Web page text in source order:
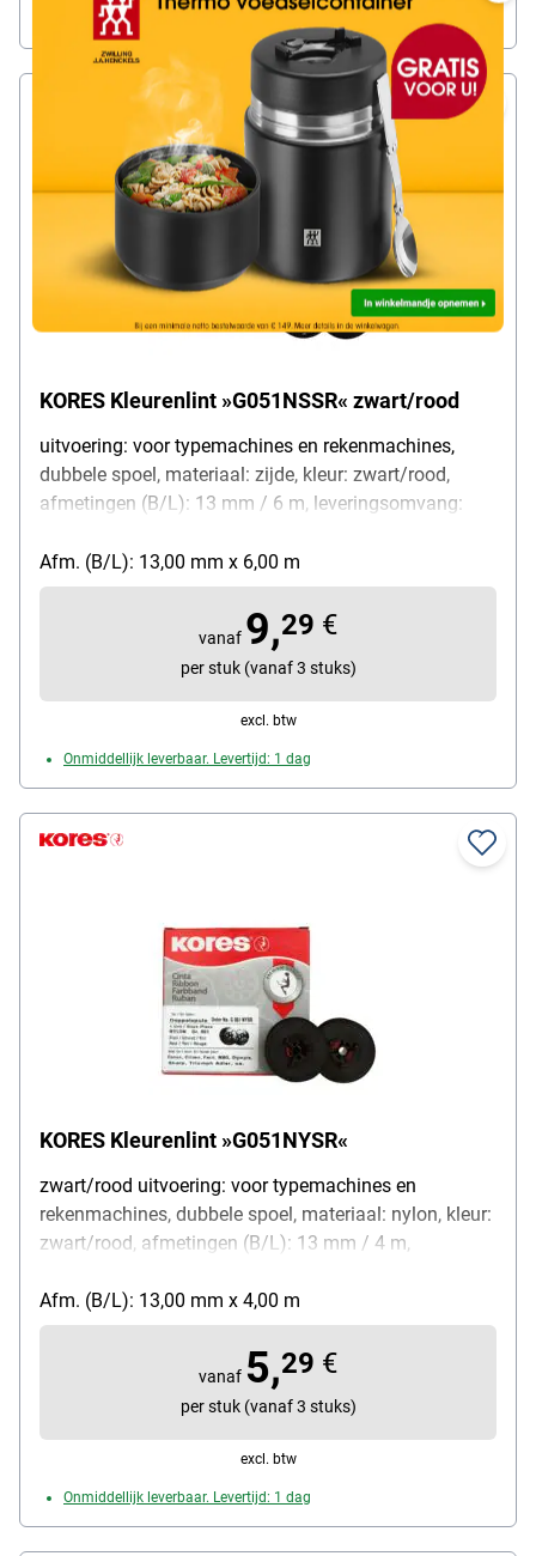
Onmiddellijk leverbaar. Levertijd: 1 dag
KORES Kleurenlint »G051NSSR« zwart/rood
uitvoering: voor typemachines en rekenmachines,
dubbele spoel, materiaal: zijde, kleur: zwart/rood,
afmetingen (B/L): 13 mm / 6 m, leveringsomvang:
Afm. (B/L): 13,00 mm x 6,00 m
vanaf 9,29 €
per stuk (vanaf 3 stuks)
excl. btw
Onmiddellijk leverbaar. Levertijd: 1 dag
KORES Kleurenlint »G051NYSR«
zwart/rood uitvoering: voor typemachines en
rekenmachines, dubbele spoel, materiaal: nylon, kleur:
zwart/rood, afmetingen (B/L): 13 mm / 4 m,
Afm. (B/L): 13,00 mm x 4,00 m
vanaf 5,29 €
per stuk (vanaf 3 stuks)
excl. btw
Onmiddellijk leverbaar. Levertijd: 1 dag